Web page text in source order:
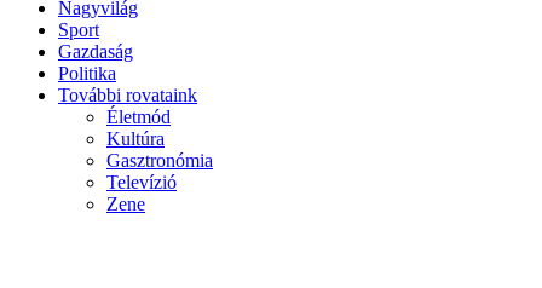
Nagyvilág
Sport
Gazdaság
Politika
További rovataink
Életmód
Kultúra
Gasztronómia
Televízió
Zene